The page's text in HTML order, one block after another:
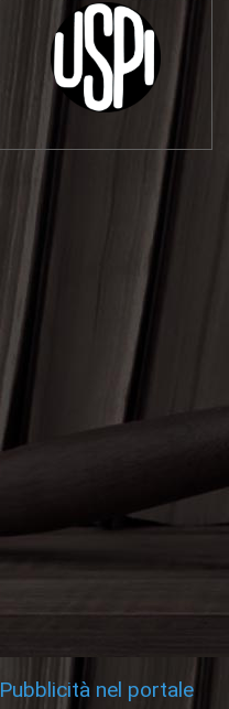
Pubblicità nel portale